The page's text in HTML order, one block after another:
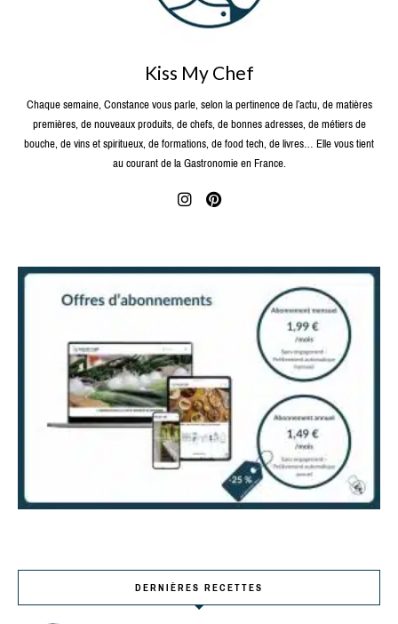
Kiss My Chef
Chaque semaine, Constance vous parle, selon la pertinence de l’actu, de matières
premières, de nouveaux produits, de chefs, de bonnes adresses, de métiers de
bouche, de vins et spiritueux, de formations, de food tech, de livres… Elle vous tient
au courant de la Gastronomie en France.
DERNIÈRES RECETTES